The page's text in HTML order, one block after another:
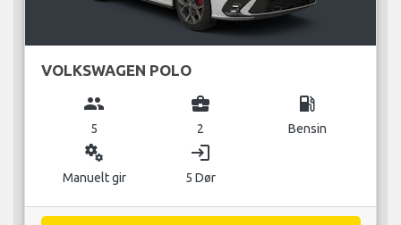
VOLKSWAGEN POLO
group
5
business_center
2
local_gas_station
Bensin
miscellaneous_services
Manuelt gir
login
5 Dør